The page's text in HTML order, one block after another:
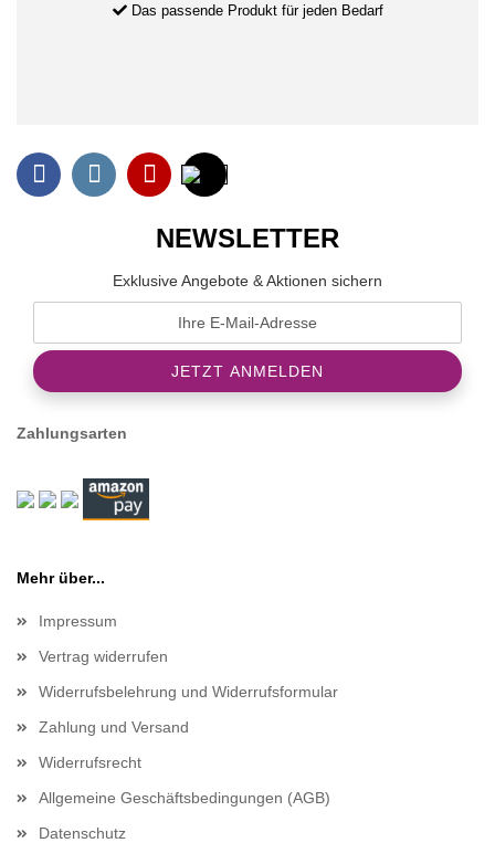
Das passende Produkt für jeden Bedarf
NEWSLETTER
Exklusive Angebote & Aktionen sichern
Zahlungsarten
Mehr über...
Impressum
Vertrag widerrufen
Widerrufsbelehrung und Widerrufsformular
Zahlung und Versand
Widerrufsrecht
Allgemeine Geschäftsbedingungen (AGB)
Datenschutz